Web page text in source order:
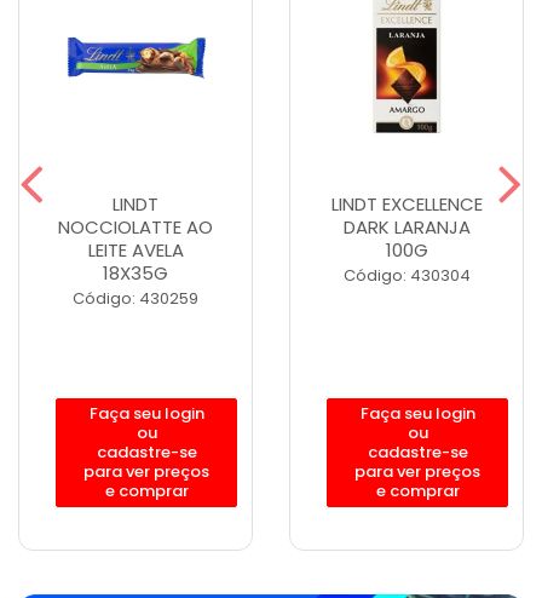
LINDT
NOCCIOLATTE AO
LEITE AVELA
18X35G
Código: 430259
Faça seu login
ou
cadastre-se
para ver preços
e comprar
LINDT EXCELLENCE
DARK LARANJA
100G
Código: 430304
Faça seu login
ou
cadastre-se
para ver preços
e comprar